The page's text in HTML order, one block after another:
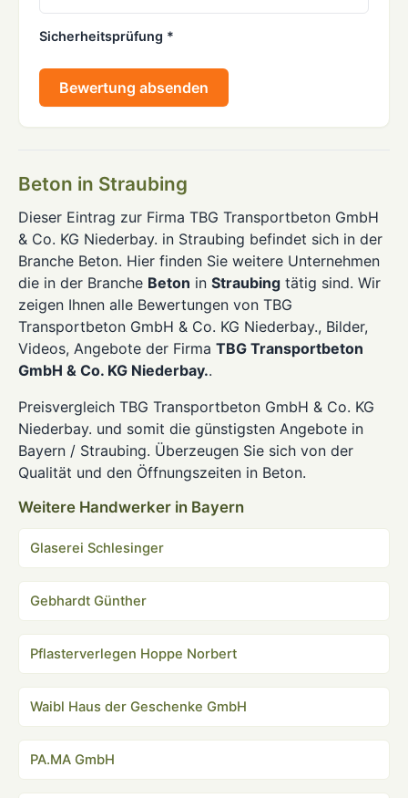
Sicherheitsprüfung *
Bewertung absenden
Beton in Straubing
Dieser Eintrag zur Firma TBG Transportbeton GmbH
& Co. KG Niederbay. in Straubing befindet sich in der
Branche Beton. Hier finden Sie weitere Unternehmen
die in der Branche Beton in Straubing tätig sind. Wir
zeigen Ihnen alle Bewertungen von TBG
Transportbeton GmbH & Co. KG Niederbay., Bilder,
Videos, Angebote der Firma TBG Transportbeton
GmbH & Co. KG Niederbay..
Preisvergleich TBG Transportbeton GmbH & Co. KG
Niederbay. und somit die günstigsten Angebote in
Bayern / Straubing. Überzeugen Sie sich von der
Qualität und den Öffnungszeiten in Beton.
Weitere Handwerker in Bayern
Glaserei Schlesinger
Gebhardt Günther
Pflasterverlegen Hoppe Norbert
Waibl Haus der Geschenke GmbH
PA.MA GmbH